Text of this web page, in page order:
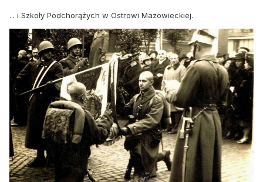
... i Szkoły Podchorążych w Ostrowi Mazowieckiej.